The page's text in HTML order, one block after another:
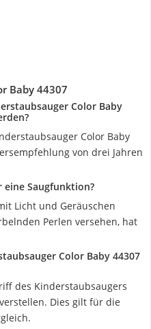
Baby 44307
Color Baby
Color Baby
von drei Jahren
eine Saugfunktion?
Licht und Geräuschen
Perlen versehen, hat
Color Baby 44307
des Kinderstaubsaugers
Dies gilt für die